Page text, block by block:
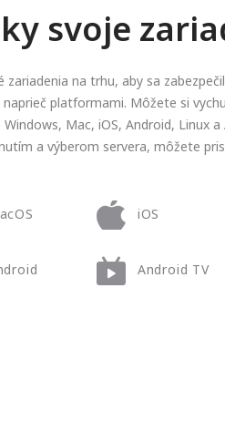
svoje
zariadenia na trhu, aby sa
platformami. Môžete si
Mac, iOS, Android, Linux a
a výberom servera, môžete
iOS
Android TV